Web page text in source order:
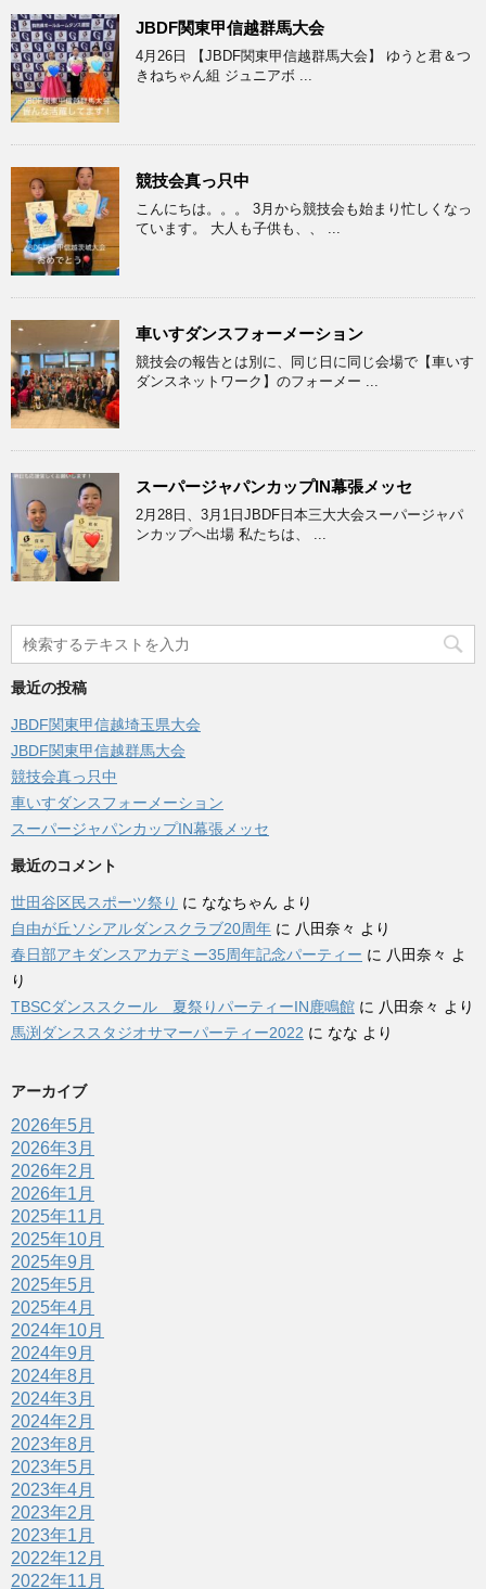
JBDF関東甲信越群馬大会
4月26日 【JBDF関東甲信越群馬大会】 ゆうと君＆つ
きねちゃん組 ジュニアボ ...
競技会真っ只中
こんにちは。。。 3月から競技会も始まり忙しくなっ
ています。 大人も子供も、、 ...
車いすダンスフォーメーション
競技会の報告とは別に、同じ日に同じ会場で【車いす
ダンスネットワーク】のフォーメー ...
スーパージャパンカップIN幕張メッセ
2月28日、3月1日JBDF日本三大大会スーパージャパ
ンカップへ出場 私たちは、 ...
最近の投稿
JBDF関東甲信越埼玉県大会
JBDF関東甲信越群馬大会
競技会真っ只中
車いすダンスフォーメーション
スーパージャパンカップIN幕張メッセ
最近のコメント
世田谷区民スポーツ祭り に ななちゃん より
自由が丘ソシアルダンスクラブ20周年 に 八田奈々 より
春日部アキダンスアカデミー35周年記念パーティー に 八田奈々 よ
り
TBSCダンススクール 夏祭りパーティーIN鹿鳴館 に 八田奈々 より
馬渕ダンススタジオサマーパーティー2022 に なな より
アーカイブ
2026年5月
2026年3月
2026年2月
2026年1月
2025年11月
2025年10月
2025年9月
2025年5月
2025年4月
2024年10月
2024年9月
2024年8月
2024年3月
2024年2月
2023年8月
2023年5月
2023年4月
2023年2月
2023年1月
2022年12月
2022年11月